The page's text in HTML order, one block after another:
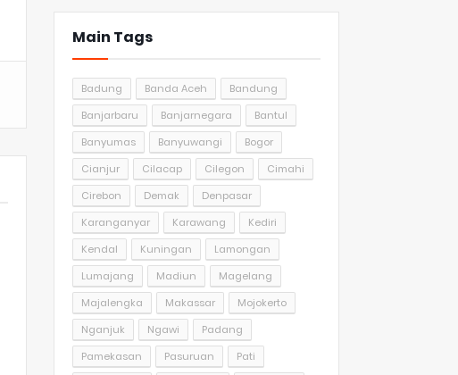
Main Tags
Badung Banda Aceh
Bandung
Banjarbaru
Banjarnegara
Bantul
Banyumas
Banyuwangi
Bogor
Cianjur
Cilacap Cilegon
Cimahi
Cirebon
Demak
Denpasar
Karanganyar
Karawang
Kediri
Kendal
Kuningan
Lamongan
Lumajang
Madiun
Magelang
Majalengka
Makassar
Mojokerto
Nganjuk
Ngawi
Padang
Pamekasan
Pasuruan
Pati